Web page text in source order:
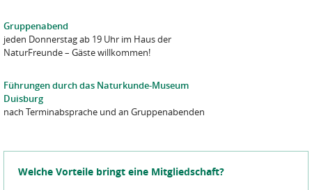
Gruppenabend
jeden Donnerstag ab 19 Uhr im Haus der
NaturFreunde – Gäste willkommen!
Führungen durch das Naturkunde-Museum
Duisburg
nach Terminabsprache und an Gruppenabenden
Welche Vorteile bringt eine Mitgliedschaft?